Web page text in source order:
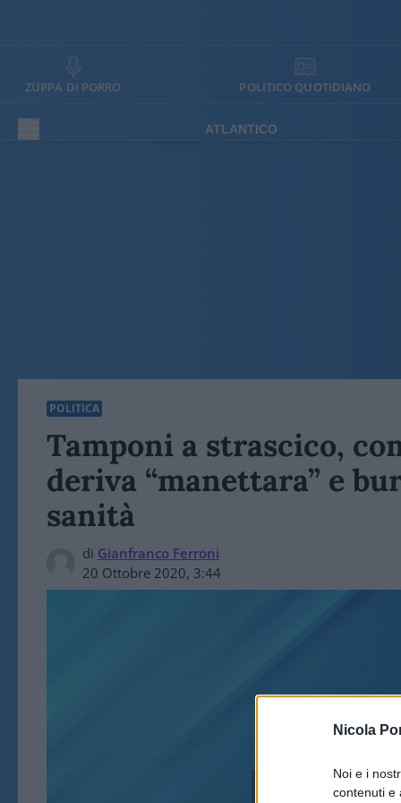
Nicola
Noi e i
contenuti e
ZUPPA DI PORRO POLITICO QUOTIDIANO
ATLANTICO
POLITICA
Tamponi a strascico,
deriva “manettara” e
sanità
di Gianfranco Ferroni
20 Ottobre 2020, 3:44
POLITICA